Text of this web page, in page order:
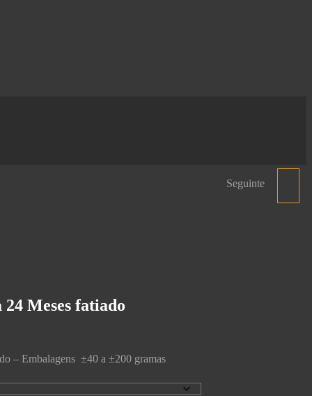
PRESUNTO SERRANO
Seguinte
Meses fatiado
– Embalagens ±40 a ±200 gramas